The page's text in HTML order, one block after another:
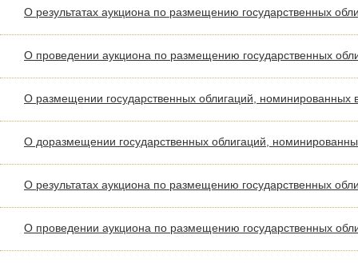
О результатах аукциона по размещению государственных
О проведении аукциона по размещению государственных
О размещении государственных облигаций,
О доразмещении государственных облигаций,
О результатах аукциона по размещению государственных
О проведении аукциона по размещению государственных